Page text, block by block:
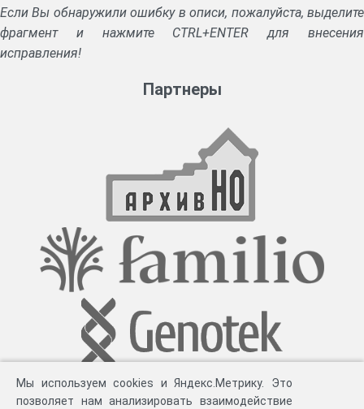
Если Вы обнаружили ошибку в описи, пожалуйста, выделите
фрагмент и нажмите CTRL+ENTER для внесения
исправления!
Партнеры
Мы используем cookies и Яндекс.Метрику. Это
позволяет нам анализировать взаимодействие